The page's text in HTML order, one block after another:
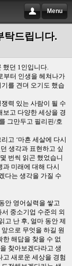
Menu
탁드립니다.
했던 1인입니다.
부터 인생을 헤쳐나가
를 견뎌 오기도 했습
력 있는 사람이 될 수
보고 다양한 세상을 경
그만두고 필리핀/호
리고 ‘마흔 세살에 다시
생각과 표현하고 싶
번씩 읽곤 했었습니
미래에 대해 다시
다는 생각을 가질 수
안 영어실력을 쌓고
서 중소기업 수준의 외
고 난 후, 얼마 동안 제
앞으로 무엇을 하길 원
해답을 찾을 수 없
찾아보겠다라고 생
새로운 세상을 경험